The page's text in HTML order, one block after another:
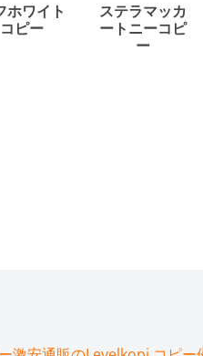
ホワイト
コピー
ステラマッカ
ートニーコピ
ー